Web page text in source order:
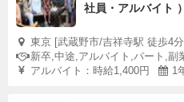
社員・アルバイト ）
東京 [武蔵野市/吉祥寺駅 徒歩4
新卒,中途,アルバイト,パート,副
アルバイト：時給1,400円
1